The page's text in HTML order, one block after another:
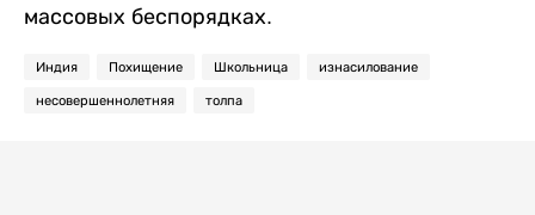
массовых беспорядках.
Индия Похищение Школьница изнасилование
несовершеннолетняя толпа